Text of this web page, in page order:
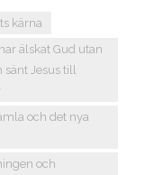
kärna
älskat Gud utan
sänt Jesus till
och det nya
och